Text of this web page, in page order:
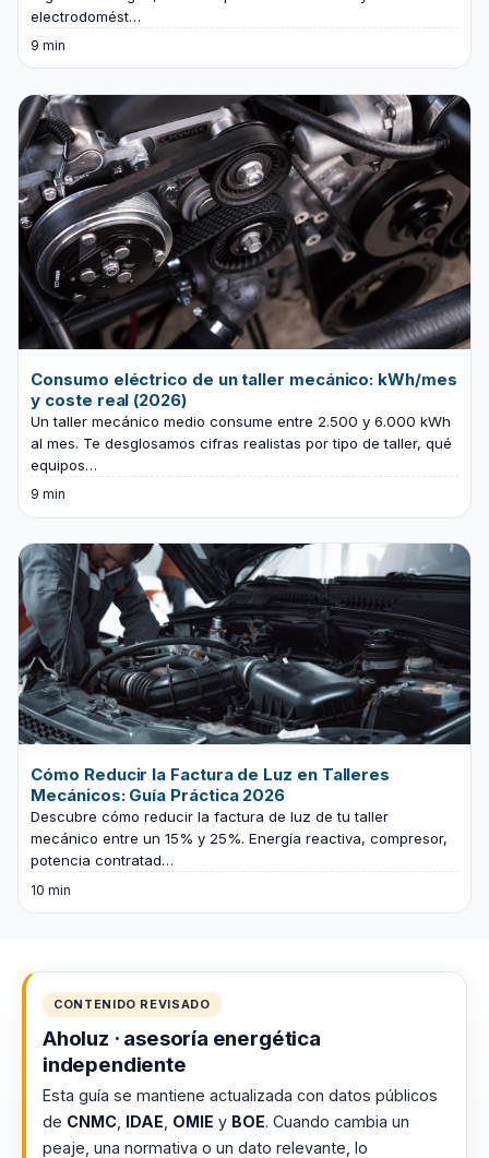
electrodomést…
9 min
Consumo eléctrico de un taller mecánico: kWh/mes
y coste real (2026)
Un taller mecánico medio consume entre 2.500 y 6.000 kWh
al mes. Te desglosamos cifras realistas por tipo de taller, qué
equipos…
9 min
Cómo Reducir la Factura de Luz en Talleres
Mecánicos: Guía Práctica 2026
Descubre cómo reducir la factura de luz de tu taller
mecánico entre un 15% y 25%. Energía reactiva, compresor,
potencia contratad…
10 min
CONTENIDO REVISADO
Aholuz · asesoría energética
independiente
Esta guía se mantiene actualizada con datos públicos
de CNMC IDAE OMIE y BOE. Cuando cambia un
peaje, una normativa o un dato relevante, lo